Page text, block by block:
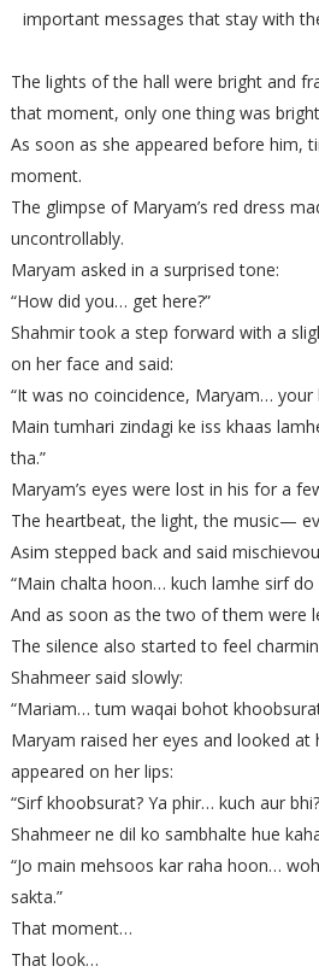
important messages that stay with
The lights of the hall were bright and
that moment, only one thing was
As soon as she appeared before him,
moment.
The glimpse of Maryam’s red dress
uncontrollably.
Maryam asked in a surprised tone:
“How did you… get here?”
Shahmir took a step forward with a
on her face and said:
“It was no coincidence, Maryam… your
Main tumhari zindagi ke iss khaas
tha.”
Maryam’s eyes were lost in his for a
The heartbeat, the light, the music—
Asim stepped back and said
“Main chalta hoon… kuch lamhe sirf do
And as soon as the two of them were
The silence also started to feel
Shahmeer said slowly:
“Mariam… tum waqai bohot
Maryam raised her eyes and looked at
appeared on her lips:
“Sirf khoobsurat? Ya phir… kuch aur
Shahmeer ne dil ko sambhalte hue
“Jo main mehsoos kar raha hoon…
sakta.”
That moment…
That look…